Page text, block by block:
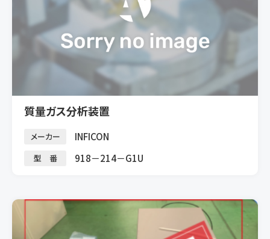
質量ガス分析装置
メーカー INFICON
型 番 918－214－G1U